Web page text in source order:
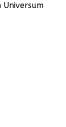
Universum